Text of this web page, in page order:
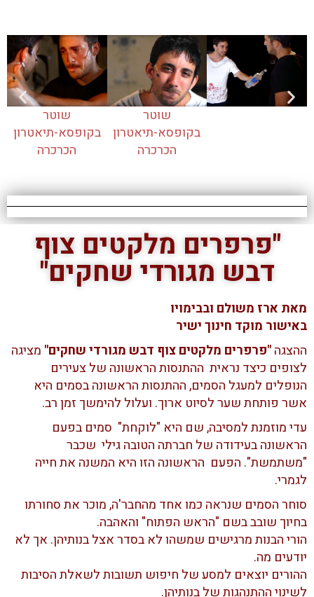
שוטר
בקופסא-תיאטרון
הכרכרה
שוטר
בקופסא-תיאטרון
הכרכרה
"פרפרים מלקטים צוף
דבש מגורדי שחקים"
מאת ארז משולם ובבימויו
באישור מוקד חינוך ישיר
ההצגה"פרפרים מלקטים צוף דבש מגורדי שחקים" מציגה
לצופים כיצד נראית ההתנסות הראשונה של צעירים
הנופלים למעגל הסמים, ההתנסות הראשונה בסמים היא
אשר פותחת שער לסיוט ארוך. ועלול להימשך זמן רב.
עדי מוזמנת למסיבה, שם היא "לוקחת" סמים בפעם
הראשונה בעידודה של חברתה הטובה גילי שכבר
"משתמשת". הפעם הראשונה הזו היא המשנה את חייה
לגמרי.
סוחר הסמים שנראה כמו אחד מהחבר'ה, מוכר את סחורתו
בחיוך שובב בשם "הראש הפתוח" והאהבה.
הורי הבנות מרגישים שמשהו לא בסדר אצל בנותיהן. אך לא
יודעים מה.
ההורים יוצאים למסע של חיפוש תשובות לשאלת הסיבות
לשינוי ההתנהגות של בנותיהן.